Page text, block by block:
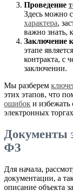
Проведение
Здесь можно
характера,
важно знать,
Заключение
этапе
контракта, с
заключении.
Мы разберем
этих этапов, что
ошибок и избежать
электронных
Документы
ФЗ
Для начала,
документации, а
описание объекта